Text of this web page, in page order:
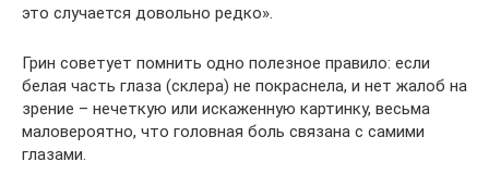
это случается довольно редко».
Грин советует помнить одно полезное правило: если
белая часть глаза (склера) не покраснела, и нет жалоб на
зрение – нечеткую или искаженную картинку, весьма
маловероятно, что головная боль связана с самими
глазами.